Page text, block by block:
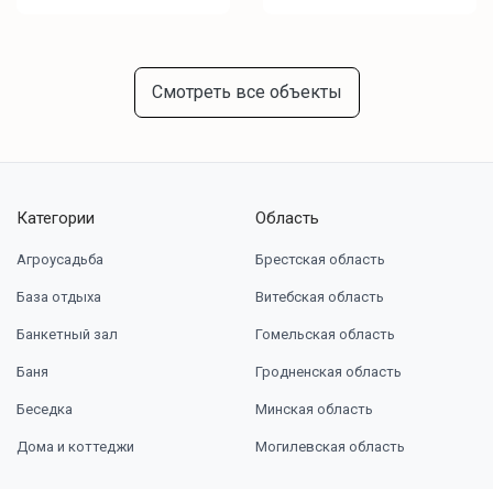
Смотреть все объекты
Категории
Агроусадьба
База отдыха
Банкетный зал
Баня
Беседка
Дома и коттеджи
Область
Брестская область
Витебская область
Гомельская область
Гродненская область
Минская область
Могилевская область